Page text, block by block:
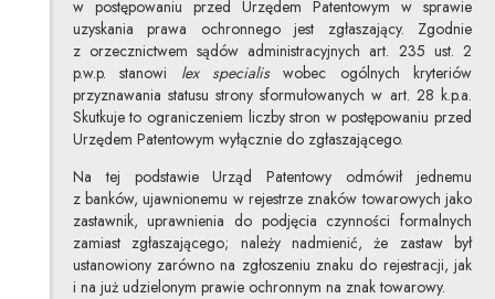
w postępowaniu przed Urzędem Patentowym w sprawie
uzyskania prawa ochronnego jest zgłaszający. Zgodnie
z orzecznictwem sądów administracyjnych art. 235 ust. 2
p.w.p. stanowi lex specialiswobec ogólnych kryteriów
przyznawania statusu strony sformułowanych w art. 28 k.p.a.
Skutkuje to ograniczeniem liczby stron w postępowaniu przed
Urzędem Patentowym wyłącznie do zgłaszającego.
Na tej podstawie Urząd Patentowy odmówił jednemu
z banków, ujawnionemu w rejestrze znaków towarowych jako
zastawnik, uprawnienia do podjęcia czynności formalnych
zamiast zgłaszającego; należy nadmienić, że zastaw był
ustanowiony zarówno na zgłoszeniu znaku do rejestracji, jak
i na już udzielonym prawie ochronnym na znak towarowy.